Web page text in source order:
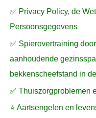
✅ Privacy Policy, de
Persoonsgegevens
✅ Spierovertraining
aanhoudende
bekkenscheefstand in
✅ Thuiszorgproblemen
⭐ Aartsengelen en